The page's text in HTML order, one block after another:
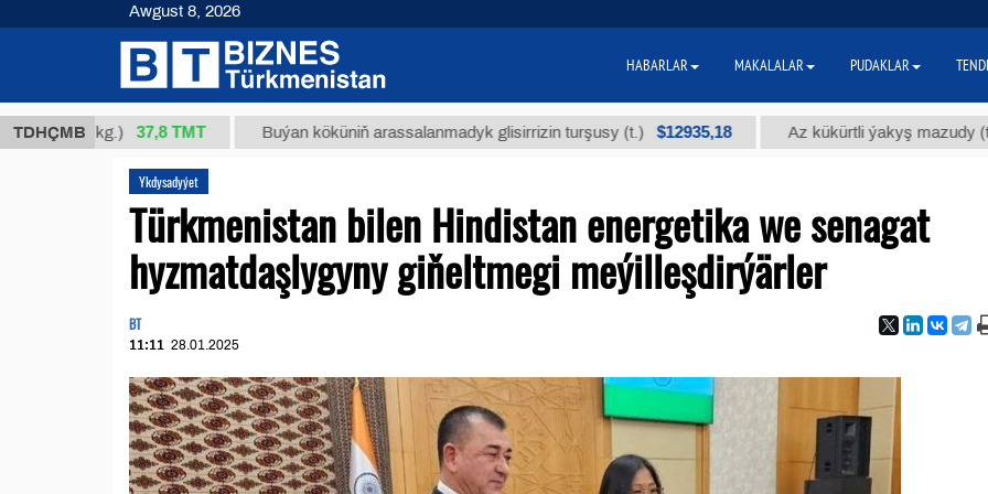
TDHÇMB
1 (kg.) 37,8 ТМТ Buýan köküniň arassalanmadyk glisirrizin turşusy (t.) $12935,18 Az kükürtli ýakyş mazudy (t.) $300
Ykdysadyýet
Türkmenistan bilen Hindistan energetika we senagat
hyzmatdaşlygyny giňeltmegi meýilleşdirýärler
BT
11:11 28.01.2025
Awgust 8, 2026
HABARLAR MAKALALAR PUDAKLAR